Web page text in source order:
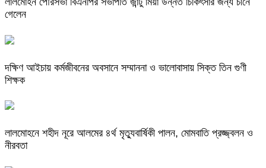
গেলেন
দক্ষিণ আইচায় কর্মজীবনের অবসানে সম্মাননা ও ভালোবাসায় সিক্ত তিন গুণী
শিক্ষক
লালমোহনে শহীদ নূরে আলমের ৪র্থ মৃত্যুবার্ষিকী পালন, মোমবাতি প্রজ্জ্বলন ও
নীরবতা